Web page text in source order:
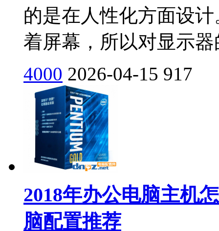
的是在人性化方面设
着屏幕，所以对显示
4000 2026-04-15 917
2018年办公电脑主机
脑配置推荐